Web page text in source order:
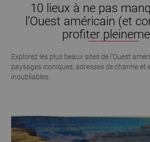
10 lieux à ne pas
l’Ouest américain (et
profiter
Explorez les plus beaux sites de l’Ouest
paysages iconiques, adresses de charme et
inoubliables.